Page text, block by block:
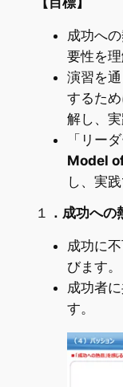
成功へ
要性を理
演習を
するた
解し、
「リー
Model
し、実践
１ ．成功への
成功に
びます。
成功者
す。